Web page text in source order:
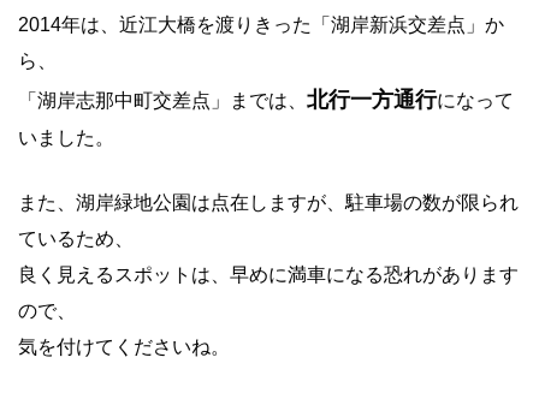
2014年は、近江大橋を渡りきった「湖岸新浜交差点」か
ら、
「湖岸志那中町交差点」までは、 北行一方通行になって
いました。
また、湖岸緑地公園は点在しますが、駐車場の数が限られ
ているため、
良く見えるスポットは、早めに満車になる恐れがあります
ので、
気を付けてくださいね。